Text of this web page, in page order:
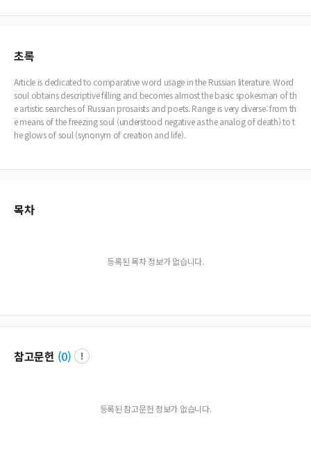
초록
Article is dedicated to comparative word usage in the Russian literature. Word
soul obtains descriptive filling and becomes almost the basic spokesman of th
e artistic searches of Russian prosaists and poets. Range is very diverse: from th
e means of the freezing soul (understood negative as the analog of death) to t
he glows of soul (synonym of creation and life).
목차
등록된 목차 정보가 없습니다.
참고문헌 (0)
등록된 참고문헌 정보가 없습니다.